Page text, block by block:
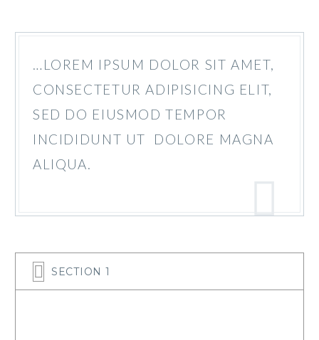
…LOREM IPSUM DOLOR SIT AMET,
CONSECTETUR ADIPISICING ELIT,
SED DO EIUSMOD TEMPOR
INCIDIDUNT UT DOLORE MAGNA
ALIQUA.
SECTION 1